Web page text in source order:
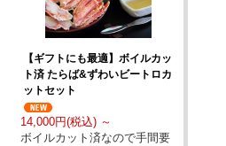
【ギフトにも最適】ボイルカッ
ト済 たらば&ずわいビートロカ
ットセット
14,000円(税込) ～
ボイルカット済なので手間要